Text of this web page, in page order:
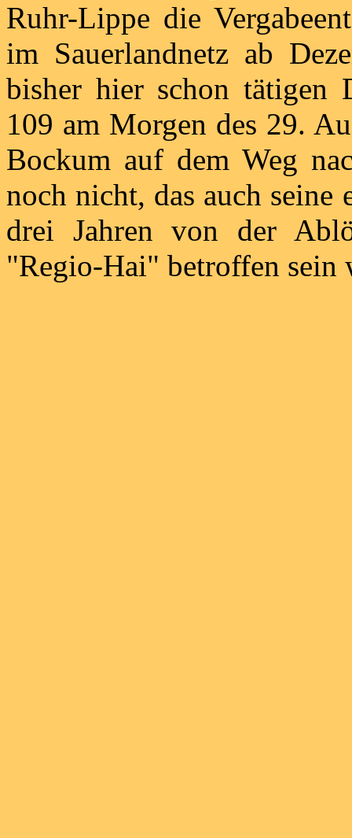
Ruhr-Lippe die
im Sauerlandnetz ab
bisher hier schon tätigen
109 am Morgen des 29.
Bockum auf dem Weg
noch nicht, das auch seine
drei Jahren von der
"Regio-Hai" betroffen sein